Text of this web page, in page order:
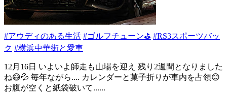
#アウディのある生活 #ゴルフチューン⛳ #RS3スポーツバッ
ク #横浜中華街と愛車
12月16日 いよいよ師走も山場を迎え 残り2週間となりました
ね😅💦 毎年ながら.... カレンダーと菓子折りが車内を占領😊
お腹が空くと紙袋破いて......